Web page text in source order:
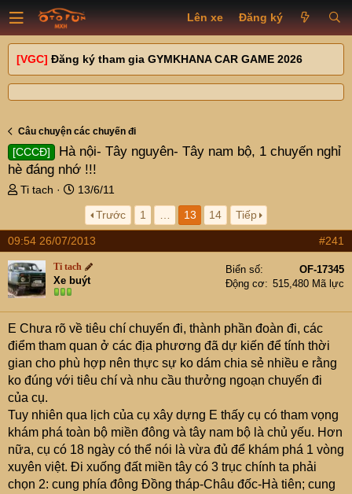
Lên xe Đăng ký
[VGC] Đăng ký tham gia GYMKHANA CAR GAME 2026
Câu chuyện các chuyến đi
[CCCĐ]
Hà nội- Tây nguyên- Tây nam bộ, 1 chuyến nghỉ
hè đáng nhớ !!!
T
e
a
d
s
t
r
t
e
r
Ti tach
N
y
g
ử
i
13/6/11
Trước
1 13 14 Tiếp
09:54 26/07/2013 #241
Ti tach
Xe buýt
Biển số
OF-17345
Động cơ
515,480 Mã lực
E Chưa rõ về tiêu chí chuyến đi, thành phần đoàn đi, các
điểm tham quan ở các địa phương đã dự kiến để tính thời
gian cho phù hợp nên thực sự ko dám chia sẻ nhiều e rằng
ko đúng với tiêu chí và nhu cầu thưởng ngoạn chuyến đi
của cụ.
Tuy nhiên qua lịch của cụ xây dựng E thấy cụ có tham vọng
khám phá toàn bộ miền đông và tây nam bộ là chủ yếu. Hơn
nữa, cụ có 18 ngày có thể nói là vừa đủ để khám phá 1 vòng
xuyên việt. Đi xuống đất miền tây có 3 trục chính ta phải
chọn 2: cung phía đông Đồng tháp-Châu đốc-Hà tiên; cung